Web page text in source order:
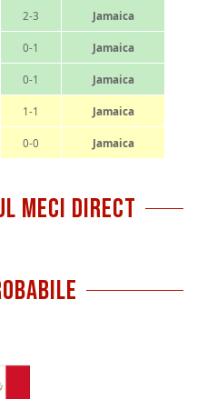
2-3 Jamaica
0-1 Jamaica
0-1 Jamaica
1-1 Jamaica
0-0 Jamaica
MECI DIRECT